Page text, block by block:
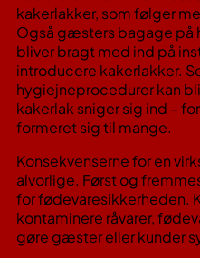
kakerlakker, som følger
Også gæsters bagage på
bliver bragt med ind på
introducere kakerlakker.
hygiejneprocedurer kan
kakerlak sniger sig ind –
formeret sig til mange.
Konsekvenserne for en
alvorlige. Først og
for fødevaresikkerheden.
kontaminere råvarer,
gøre gæster eller kunder